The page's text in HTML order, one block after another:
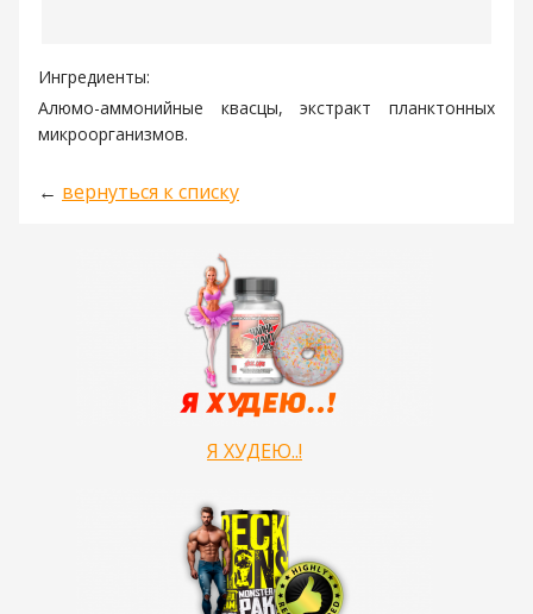
Ингредиенты:
Алюмо-аммонийные квасцы, экстракт планктонных
микроорганизмов.
← вернуться к списку
Я ХУДЕЮ..!